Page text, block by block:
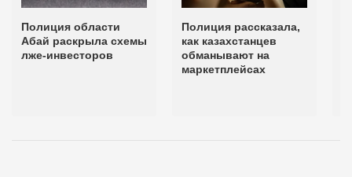
Полиция области
Абай раскрыла схемы
лже-инвесторов
Полиция рассказала,
как казахстанцев
обманывают на
маркетплейсах